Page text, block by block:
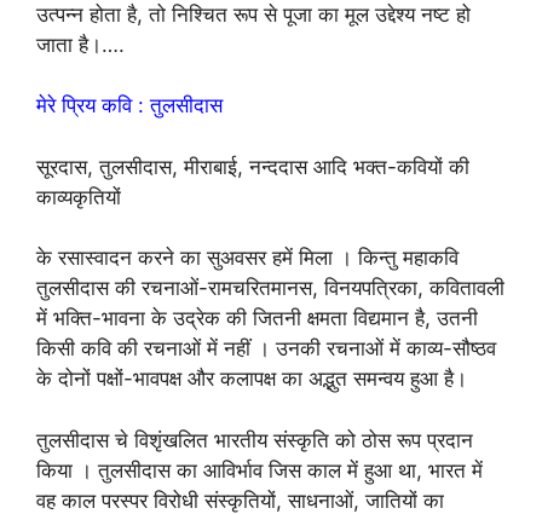
उत्पन्न होता है, तो निश्चित रूप से पूजा का मूल उद्देश्य नष्ट हो
जाता है।….
मेरे प्रिय कवि : तुलसीदास
सूरदास, तुलसीदास, मीराबाई, नन्ददास आदि भक्त-कवियों की
काव्यकृतियों
के रसास्वादन करने का सुअवसर हमें मिला । किन्तु महाकवि
तुलसीदास की रचनाओं-रामचरितमानस, विनयपत्रिका, कवितावली
में भक्ति-भावना के उद्रेक की जितनी क्षमता विद्यमान है, उतनी
किसी कवि की रचनाओं में नहीं । उनकी रचनाओं में काव्य-सौष्ठव
के दोनों पक्षों-भावपक्ष और कलापक्ष का अद्भुत समन्वय हुआ है।
तुलसीदास चे विशृंखलित भारतीय संस्कृति को ठोस रूप प्रदान
किया । तुलसीदास का आविर्भाव जिस काल में हुआ था, भारत में
वह काल परस्पर विरोधी संस्कृतियों, साधनाओं, जातियों का